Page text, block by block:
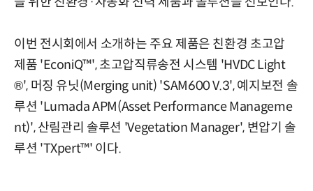
이번 전시회에서 소개하는 주요 제품은 친환경 초고압
제품 'EconiQ™', 초고압직류송전 시스템 'HVDC Light
®', 머징 유닛(Merging unit) 'SAM600 V.3', 예지보전 솔
루션 'Lumada APM(Asset Performance Manageme
nt)', 산림관리 솔루션 'Vegetation Manager', 변압기 솔
루션 'TXpert™' 이다.